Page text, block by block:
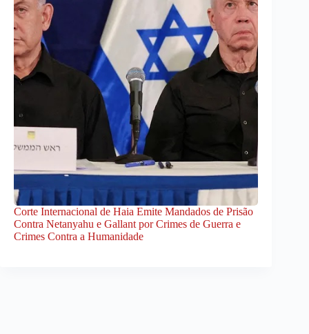
Corte Internacional de Haia Emite Mandados de Prisão
Contra Netanyahu e Gallant por Crimes de Guerra e
Crimes Contra a Humanidade